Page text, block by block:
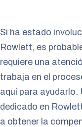
Si ha estado
Rowlett, es
requiere una
trabaja en el
aquí para
dedicado en
a obtener la